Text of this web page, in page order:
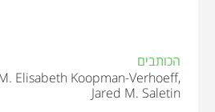
הכותבים
Elisabeth Koopman-Verhoeff,
Jared M. Saletin